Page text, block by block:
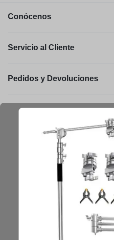
Conócenos
Servicio al Cliente
Pedidos y Devoluciones
Legal
Mantengámonos en contacto
Obtenga consejos, sugerencias,
Mantenerse en Contacto